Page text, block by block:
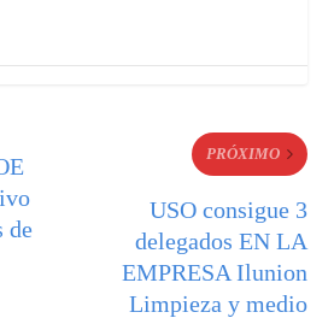
de
PRÓXIMO
USO consigue 3
delegados EN LA
EMPRESA Ilunion
Limpieza y medio